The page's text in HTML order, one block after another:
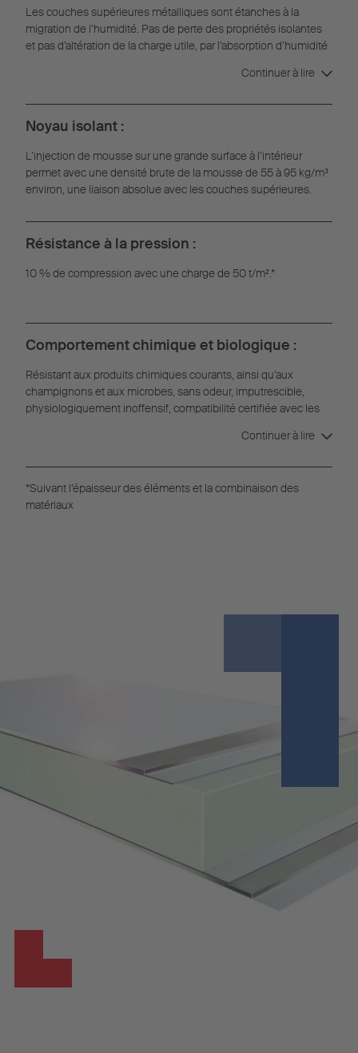
Les couches supérieures métalliques sont étanches à la
migration de l’humidité. Pas de perte des propriétés isolantes
et pas d’altération de la charge utile, par l’absorption d’humidité
Continuer à lire
Noyau isolant :
L’injection de mousse sur une grande surface à l’intérieur
permet avec une densité brute de la mousse de 55 à 95 kg/m³
environ, une liaison absolue avec les couches supérieures.
Résistance à la pression :
10 % de compression avec une charge de 50 t/m².*
Comportement chimique et biologique :
Résistant aux produits chimiques courants, ainsi qu’aux
champignons et aux microbes, sans odeur, imputrescible,
physiologiquement inoffensif, compatibilité certifiée avec les
Continuer à lire
*Suivant l’épaisseur des éléments et la combinaison des
matériaux